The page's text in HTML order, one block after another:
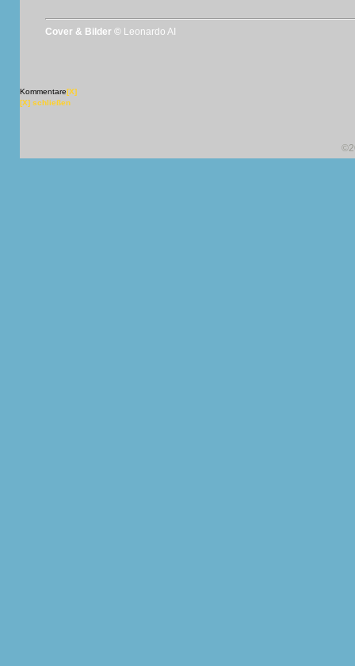
Cover & Bilder © Leonardo AI
Kommentare[X]
[X] schließen